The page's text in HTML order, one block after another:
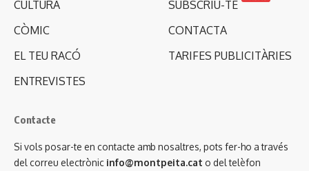
CULTURA
CÒMIC
EL TEU RACÓ
ENTREVISTES
SUBSCRIU-TE
CONTACTA
TARIFES PUBLICITÀRIES
Contacte
Si vols posar-te en contacte amb nosaltres, pots fer-ho a través
del correu electrònic info@montpeita.cat o del telèfon